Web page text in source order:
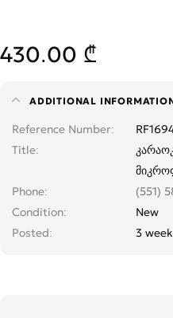
430.00 ₾
ADDITIONAL
Reference Number
Title
Phone
(551)
Condition
New
Posted
3